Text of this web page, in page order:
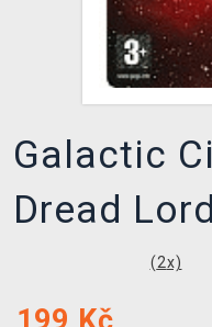
VÝKUP HER (BAZAR)
Galactic
Dread
(2x)